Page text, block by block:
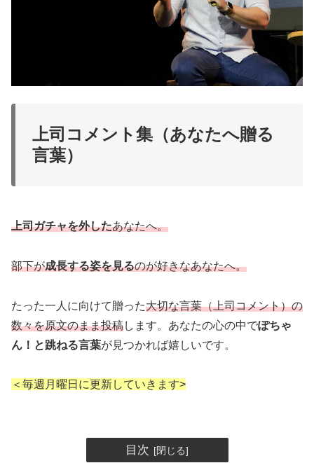
上司コメント集（あなたへ贈る
言葉）
上司ガチャを外したあなたへ。
部下が成長する姿を見るのが好きなあなたへ。
たった一人に向けて贈った大切な言葉（上司コメント）の
数々を原文のまま投稿します。あなたの心の中でぽちゃ
ん！と跳ねる言葉が見つかれば嬉しいです。
＜毎週月曜日に更新していきます>
目次